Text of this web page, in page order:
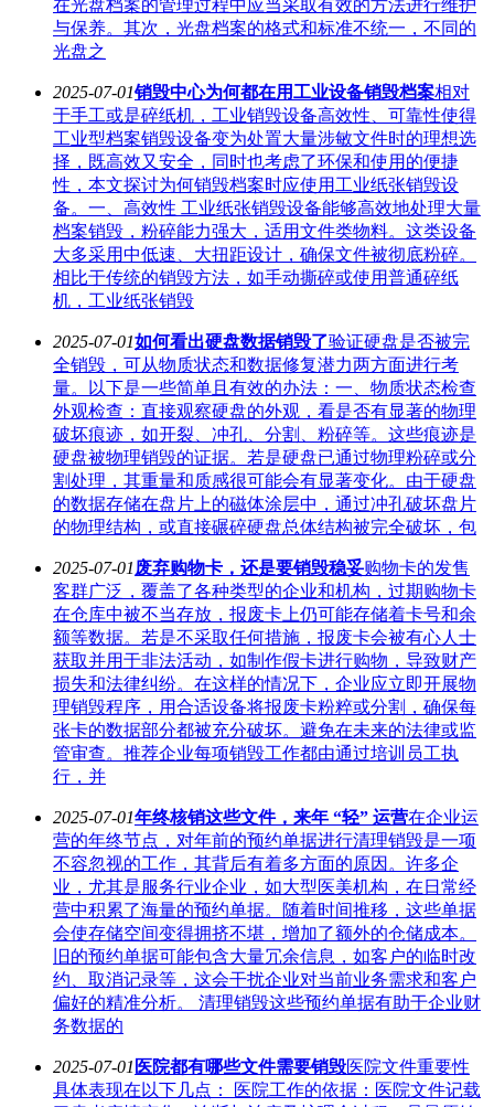
在光盘档案的管理过程中应当采取有效的方法进行维护
与保养。其次，光盘档案的格式和标准不统一，不同的
光盘之
2025-07-01销毁中心为何都在用工业设备销毁档案相对
于手工或是碎纸机，工业销毁设备高效性、可靠性使得
工业型档案销毁设备变为处置大量涉敏文件时的理想选
择，既高效又安全，同时也考虑了环保和使用的便捷
性，本文探讨为何销毁档案时应使用工业纸张销毁设
备。一、高效性 工业纸张销毁设备能够高效地处理大量
档案销毁，粉碎能力强大，适用文件类物料。这类设备
大多采用中低速、大扭距设计，确保文件被彻底粉碎。
相比于传统的销毁方法，如手动撕碎或使用普通碎纸
机，工业纸张销毁
2025-07-01如何看出硬盘数据销毁了验证硬盘是否被完
全销毁，可从物质状态和数据修复潜力两方面进行考
量。以下是一些简单且有效的办法：一、物质状态检查
外观检查：直接观察硬盘的外观，看是否有显著的物理
破坏痕迹，如开裂、冲孔、分割、粉碎等。这些痕迹是
硬盘被物理销毁的证据。若是硬盘已通过物理粉碎或分
割处理，其重量和质感很可能会有显著变化。由于硬盘
的数据存储在盘片上的磁体涂层中，通过冲孔破坏盘片
的物理结构，或直接碾碎硬盘总体结构被完全破坏，包
2025-07-01 废弃购物卡，还是要销毁稳妥购物卡的发售
客群广泛，覆盖了各种类型的企业和机构，过期购物卡
在仓库中被不当存放，报废卡上仍可能存储着卡号和余
额等数据。若是不采取任何措施，报废卡会被有心人士
获取并用于非法活动，如制作假卡进行购物，导致财产
损失和法律纠纷。在这样的情况下，企业应立即开展物
理销毁程序，用合适设备将报废卡粉粹或分割，确保每
张卡的数据部分都被充分破坏。避免在未来的法律或监
管审查。推荐企业每项销毁工作都由通过培训员工执
行，并
2025-07-01年终核销这些文件，来年 “轻” 运营在企业运
营的年终节点，对年前的预约单据进行清理销毁是一项
不容忽视的工作，其背后有着多方面的原因。许多企
业，尤其是服务行业企业，如大型医美机构，在日常经
营中积累了海量的预约单据。随着时间推移，这些单据
会使存储空间变得拥挤不堪，增加了额外的仓储成本。
旧的预约单据可能包含大量冗余信息，如客户的临时改
约、取消记录等，这会干扰企业对当前业务需求和客户
偏好的精准分析。 清理销毁这些预约单据有助于企业财
务数据的
2025-07-01 医院都有哪些文件需要销毁医院文件重要性
具体表现在以下几点： 医院工作的依据：医院文件记载